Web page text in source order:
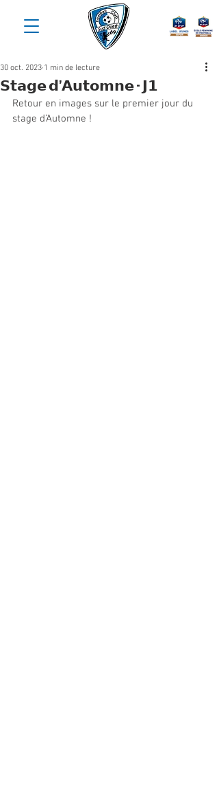
𝗦𝘁𝗮𝗴𝗲 𝗱’𝗔𝘂𝘁𝗼𝗺𝗻𝗲 - 𝗝𝟭
30 oct. 2023 1 min de lecture
Retour en images sur le premier jour du
stage d’Automne !